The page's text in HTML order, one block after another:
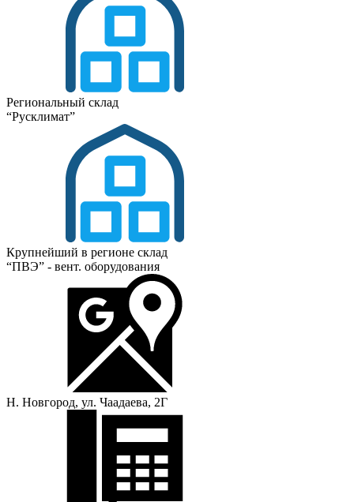
Региональный склад
“Русклимат”
Крупнейший в регионе склад
“ПВЭ” - вент. оборудования
Н. Новгород, ул. Чаадаева, 2Г